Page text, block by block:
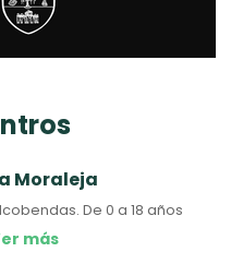
Moraleja
De 0 a 18 años
más